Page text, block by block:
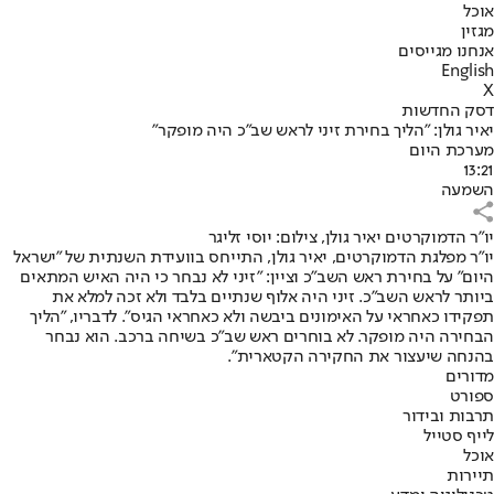
אוכל
מגזין
אנחנו מגייסים
English
X
דסק החדשות
יאיר גולן: "הליך בחירת זיני לראש שב"כ היה מופקר"
מערכת היום
13:21
השמעה
יו"ר הדמוקרטים יאיר גולן, צילום: יוסי זליגר
יו"ר מפלגת הדמוקרטים, יאיר גולן, התייחס בוועידת השנתית של "ישראל
היום" על בחירת ראש השב"כ וציין: "זיני לא נבחר כי היה האיש המתאים
ביותר לראש השב״כ. זיני היה אלוף שנתיים בלבד ולא זכה למלא את
תפקידו כאחראי על האימונים ביבשה ולא כאחראי הגיס". לדבריו, "הליך
הבחירה היה מופקר. לא בוחרים ראש שב״כ בשיחה ברכב. הוא נבחר
בהנחה שיעצור את החקירה הקטארית".
מדורים
ספורט
תרבות ובידור
לייף סטייל
אוכל
תיירות